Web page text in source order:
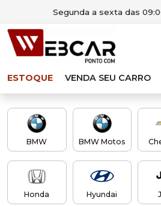
Segunda a sexta das
ESTOQUE VENDA SEU CARRO
BMW BMW Motos
Honda Hyundai